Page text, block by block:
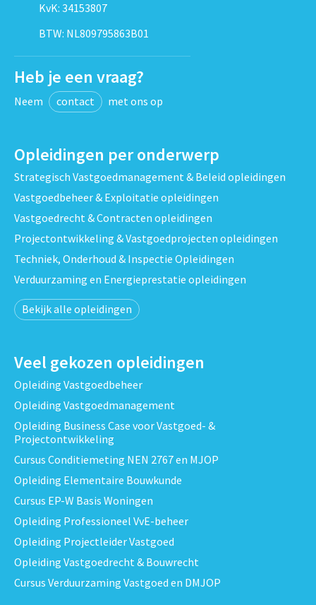
KvK: 34153807
BTW: NL809795863B01
Heb je een vraag?
Neem contact met ons op
Opleidingen per onderwerp
Strategisch Vastgoedmanagement & Beleid opleidingen
Vastgoedbeheer & Exploitatie opleidingen
Vastgoedrecht & Contracten opleidingen
Projectontwikkeling & Vastgoedprojecten opleidingen
Techniek, Onderhoud & Inspectie Opleidingen
Verduurzaming en Energieprestatie opleidingen
Bekijk alle opleidingen
Veel gekozen opleidingen
Opleiding Vastgoedbeheer
Opleiding Vastgoedmanagement
Opleiding Business Case voor Vastgoed- &
Projectontwikkeling
Cursus Conditiemeting NEN 2767 en MJOP
Opleiding Elementaire Bouwkunde
Cursus EP-W Basis Woningen
Opleiding Professioneel VvE-beheer
Opleiding Projectleider Vastgoed
Opleiding Vastgoedrecht & Bouwrecht
Cursus Verduurzaming Vastgoed en DMJOP